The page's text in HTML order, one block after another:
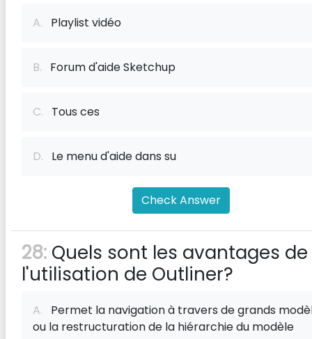
A. Playlist vidéo
B. Forum d'aide Sketchup
C. Tous ces
D. Le menu d'aide dans su
Check Answer
28: Quels sont les avantages de
l'utilisation de Outliner?
A. Permet la navigation à travers de grands
ou la restructuration de la hiérarchie du modèle